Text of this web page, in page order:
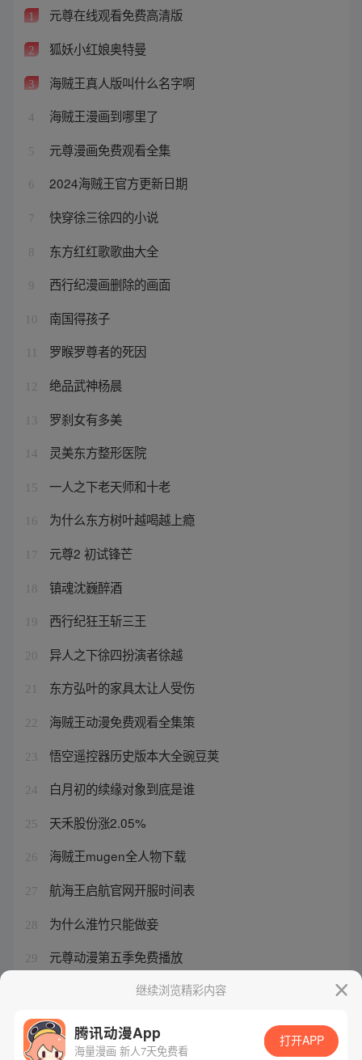
1 元尊在线观看免费高清版
2 狐妖小红娘奥特曼
3 海贼王真人版叫什么名字啊
4 海贼王漫画到哪里了
5 元尊漫画免费观看全集
6 2024海贼王官方更新日期
7 快穿徐三徐四的小说
8 东方红红歌歌曲大全
9 西行纪漫画删除的画面
10 南国得孩子
罗睺罗尊者的死因
12 绝品武神杨晨
13 罗刹女有多美
14 灵美东方整形医院
15 一人之下老天师和十老
16 为什么东方树叶越喝越上瘾
17 元尊2 初试锋芒
18 镇魂沈巍醉酒
19 西行纪狂王斩三王
20 异人之下徐四扮演者徐越
21 东方弘叶的家具太让人受伤
22 海贼王动漫免费观看全集策
23 悟空遥控器历史版本大全豌豆荚
24 白月初的续缘对象到底是谁
25 天禾股份涨2.05%
26 海贼王mugen全人物下载
27 航海王启航官网开服时间表
28 为什么淮竹只能做妾
29 元尊动漫第五季免费播放
ps2龙珠双人闯关游戏叫啥名字
继续浏览精彩内容
腾讯动漫App
海量漫画 新人7天免费看
打开APP